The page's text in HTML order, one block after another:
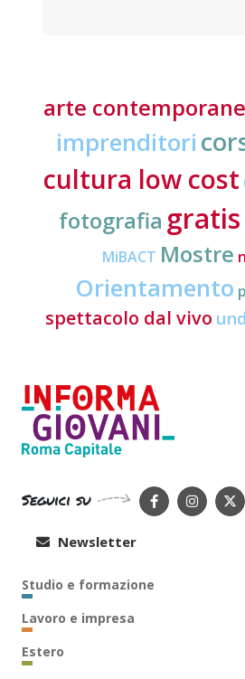
arte
imprenditori
cultura low cost
fotografia gratis
MiBACT Mostre
Orientamento
spettacolo dal vivo
Seguici su
Newsletter
Studio e formazione
Lavoro e impresa
Estero